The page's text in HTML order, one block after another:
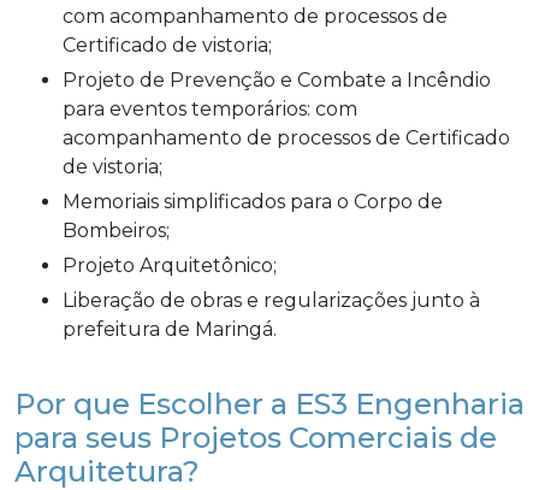
com acompanhamento de processos de
Certificado de vistoria;
Projeto de Prevenção e Combate a Incêndio
para eventos temporários: com
acompanhamento de processos de Certificado
de vistoria;
Memoriais simplificados para o Corpo de
Bombeiros;
Projeto Arquitetônico;
Liberação de obras e regularizações junto à
prefeitura de Maringá.
Por que Escolher a ES3 Engenharia
para seus Projetos Comerciais de
Arquitetura?